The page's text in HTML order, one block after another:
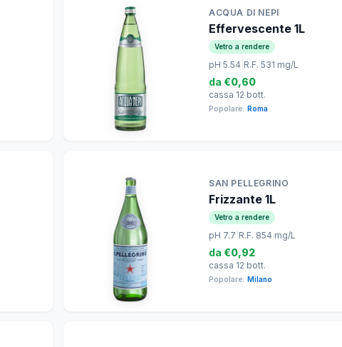
ACQUA DI NEPI
Effervescente 1L
Vetro a rendere
pH 5.54 R.F. 531 mg/L
da €0,60
cassa 12 bott.
Popolare: Roma
SAN PELLEGRINO
Frizzante 1L
Vetro a rendere
pH 7.7 R.F. 854 mg/L
da €0,92
cassa 12 bott.
Popolare: Milano